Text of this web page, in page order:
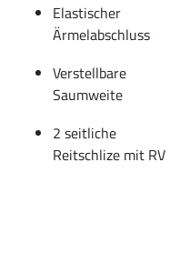
Elastischer
Ärmelabschluss
Verstellbare
Saumweite
2 seitliche
Reitschlize mit RV